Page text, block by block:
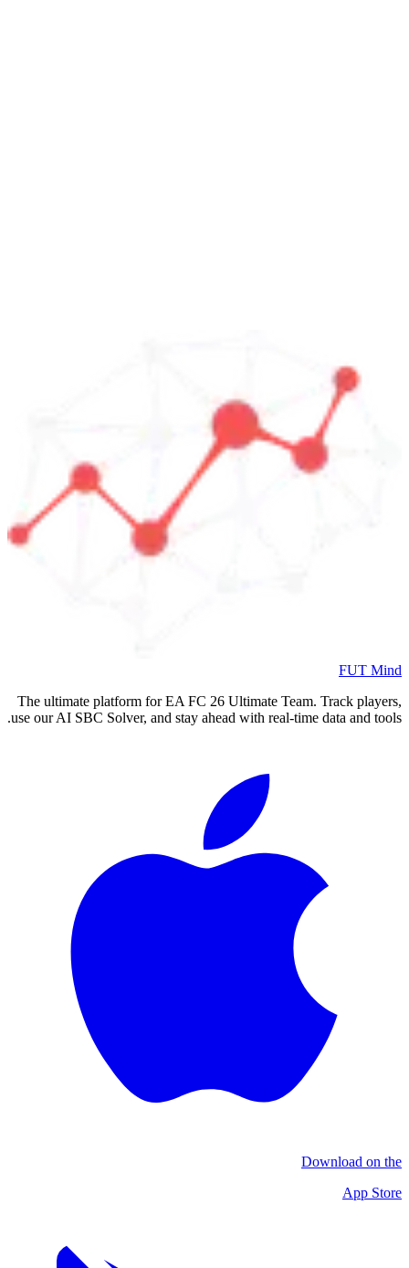
FUT Mind
The ultimate platform for EA FC 26 Ultimate Team. Track players,
use our AI SBC Solver, and stay ahead with real-time data and tools.
Download on the
App Store